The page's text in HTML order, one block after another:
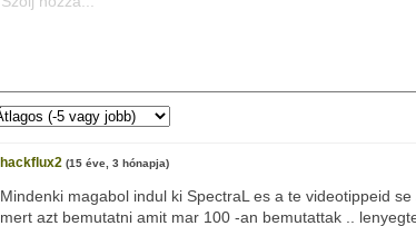
hackflux2 (15 éve, 3 hónapja)
Mindenki magabol indul ki SpectraL es a te videotippeid
mert azt bemutatni amit mar 100 -an bemutattak ..